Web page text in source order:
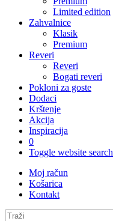
Limited edition
Zahvalnice
Klasik
Premium
Reveri
Reveri
Bogati reveri
Pokloni za goste
Dodaci
Krštenje
Akcija
Inspiracija
0
Toggle website search
Moj račun
Košarica
Kontakt